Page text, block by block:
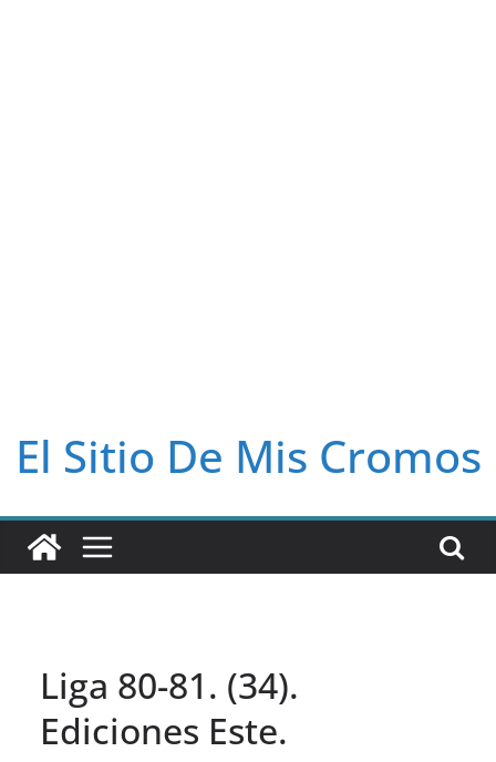
El Sitio De Mis Cromos
Liga 80-81. (34).
Ediciones Este.